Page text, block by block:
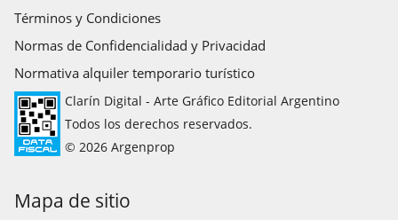
Términos y Condiciones
Normas de Confidencialidad y Privacidad
Normativa alquiler temporario turístico
Clarín Digital - Arte Gráfico Editorial Argentino
Todos los derechos reservados.
© 2026 Argenprop
Mapa de sitio